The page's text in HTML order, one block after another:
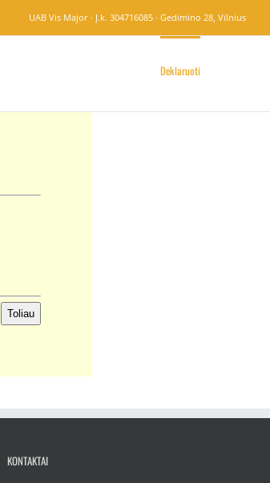
UAB Vis Major · Į.k. 304716085 · Gedimino 28, Vilnius
Deklaruoti
Toliau
KONTAKTAI